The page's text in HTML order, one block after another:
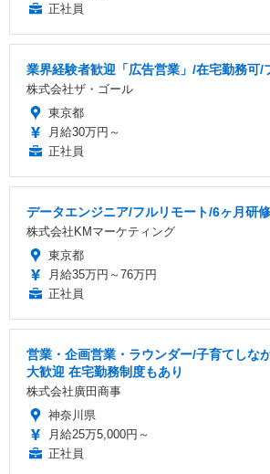
正社員
業界経験者歓迎「広告営業」/在宅勤務可/
株式会社ザ・ゴール
東京都
月給30万円～
正社員
データエンジニア/フルリモート/6ヶ月研
株式会社KMマーケティング
東京都
月給35万円～76万円
正社員
営業・企画営業・ラウンダー/子育てしな
大歓迎 在宅勤務制度もあり
株式会社廣田商事
神奈川県
月給25万5,000円～
正社員